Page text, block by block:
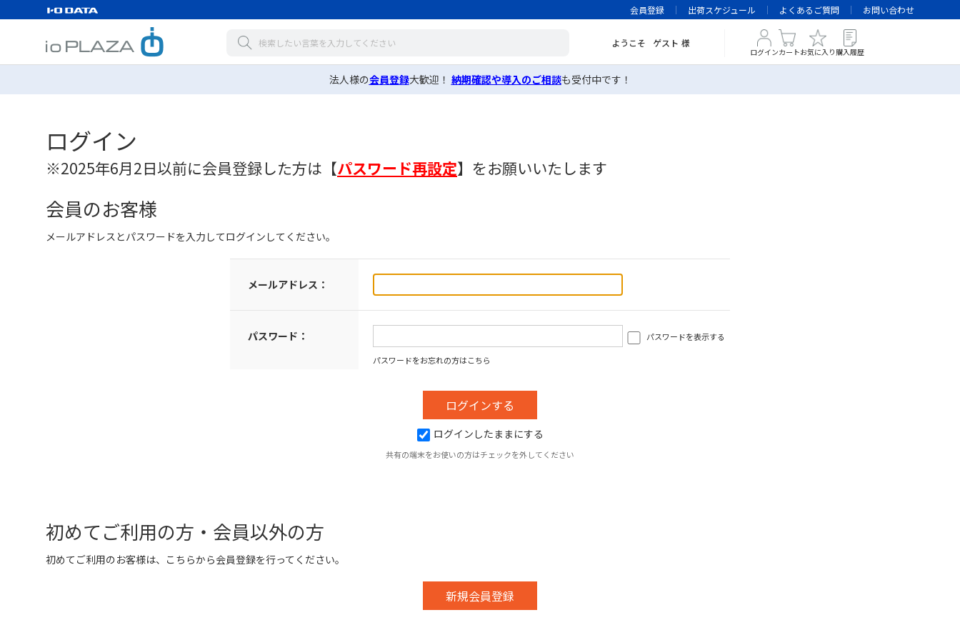
会員登録 出荷スケジュール よくあるご質問 お問い合わせ
ようこそ ゲスト 様
ログインカートお気に入り 購入履歴
法人様の会員登録大歓迎！ 納期確認や導入のご相談も受付中です！
ログイン
※2025年6月2日以前に会員登録した方は 【パスワード再設定】 をお願いいたします
会員のお客様
メールアドレスとパスワードを入力してログインしてください。
メールアドレス：
パスワード： パスワードを表示する
パスワードをお忘れの方はこちら
ログインしたままにする
共有の端末をお使いの方はチェックを外してください
初めてご利用の方・会員以外の方
初めてご利用のお客様は、こちらから会員登録を行ってください。